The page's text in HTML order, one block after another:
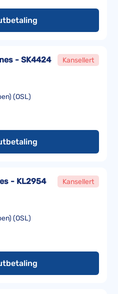
- SK4424 Kansellert
(OSL)
- KL2954 Kansellert
(OSL)